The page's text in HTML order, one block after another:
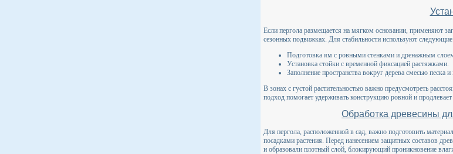
Если пергола размещается на мягком основании, применяют
сезонных подвижках. Для стабильности используют
Подготовка ям с ровными стенками и дренажным
Установка стойки с временной фиксацией растяжками.
Заполнение пространства вокруг дерева смесью песка
В зонах с густой растительностью важно предусмотреть
подход помогает удерживать конструкцию ровной и продлевает
Обработка древесины
Для пергола, расположенной в сад, важно подготовить
посадками растения. Перед нанесением защитных составов
и образовали плотный слой, блокирующий проникновение